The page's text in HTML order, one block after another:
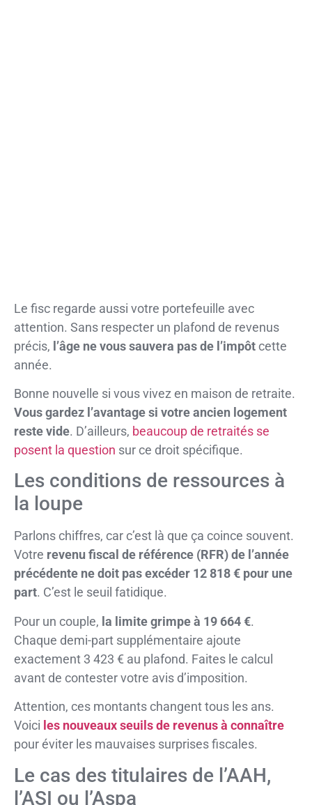
Le fisc regarde aussi votre portefeuille avec
attention. Sans respecter un plafond de revenus
précis, l’âge ne vous sauvera pas de l’impôtcette
année.
Bonne nouvelle si vous vivez en maison de retraite.
Vous gardez l’avantage si votre ancien logement
reste vide. D’ailleurs, beaucoup de retraités se
posent la question sur ce droit spécifique.
Les conditions de ressources à
la loupe
Parlons chiffres, car c’est là que ça coince souvent.
Votre revenu fiscal de référence (RFR) de l’année
précédente ne doit pas excéder 12 818 € pour une
part. C’est le seuil fatidique.
Pour un couple, la limite grimpe à 19 664 €.
Chaque demi-part supplémentaire ajoute
exactement 3 423 € au plafond. Faites le calcul
avant de contester votre avis d’imposition.
Attention, ces montants changent tous les ans.
Voici les nouveaux seuils de revenus à connaître
pour éviter les mauvaises surprises fiscales.
Le cas des titulaires de l’AAH,
l’ASI ou l’Aspa